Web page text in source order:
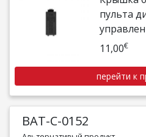
пульта
11,00€
перейти к
BAT-C-0152